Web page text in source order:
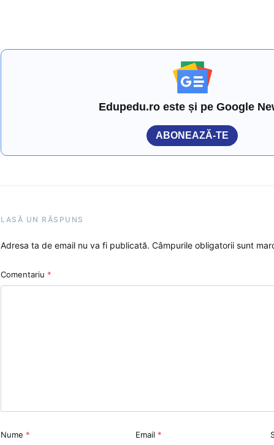
Edupedu.ro este și pe Google
ABONEAZĂ-TE
LASĂ UN RĂSPUNS
Adresa ta de email nu va fi publicată. Câmpurile obligatorii sunt
Comentariu *
Nume * Email *